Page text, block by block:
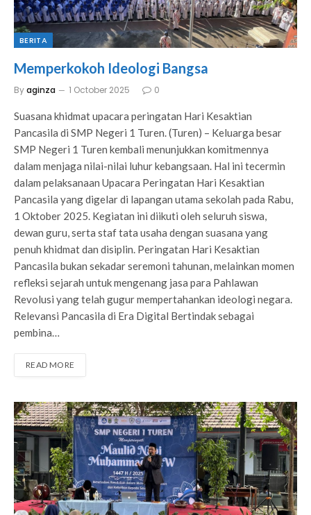
BERITA
Memperkokoh Ideologi Bangsa
Byaginza 1 October 2025 0
Suasana khidmat upacara peringatan Hari Kesaktian
Pancasila di SMP Negeri 1 Turen. (Turen) – Keluarga besar
SMP Negeri 1 Turen kembali menunjukkan komitmennya
dalam menjaga nilai-nilai luhur kebangsaan. Hal ini tecermin
dalam pelaksanaan Upacara Peringatan Hari Kesaktian
Pancasila yang digelar di lapangan utama sekolah pada Rabu,
1 Oktober 2025. Kegiatan ini diikuti oleh seluruh siswa,
dewan guru, serta staf tata usaha dengan suasana yang
penuh khidmat dan disiplin. Peringatan Hari Kesaktian
Pancasila bukan sekadar seremoni tahunan, melainkan momen
refleksi sejarah untuk mengenang jasa para Pahlawan
Revolusi yang telah gugur mempertahankan ideologi negara.
Relevansi Pancasila di Era Digital Bertindak sebagai
pembina…
READ MORE